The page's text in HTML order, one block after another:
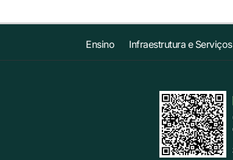
Ensino Infraestrutura e Serviços